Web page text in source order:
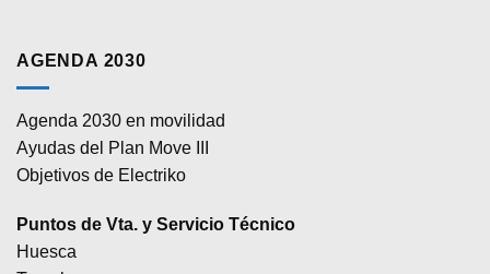
AGENDA 2030
Agenda 2030 en movilidad
Ayudas del Plan Move III
Objetivos de Electriko
Puntos de Vta. y Servicio Técnico
Huesca